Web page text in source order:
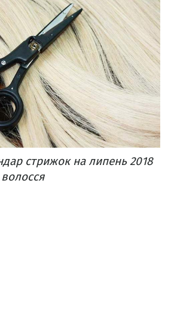
стрижок на липень 2018